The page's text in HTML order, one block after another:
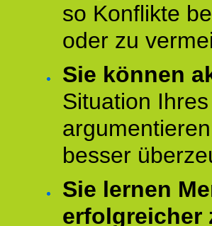
so Konflikte
oder zu
Sie können
Situation
besser
Sie lernen
erfolgreicher